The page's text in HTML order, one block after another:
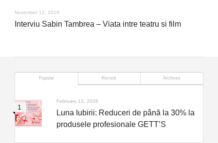
November 12, 2019
Interviu Sabin Tambrea – Viata intre teatru si film
Popular Recent Archives
February 13, 2026
Luna Iubirii: Reduceri de până la 30% la
produsele profesionale GETT’S